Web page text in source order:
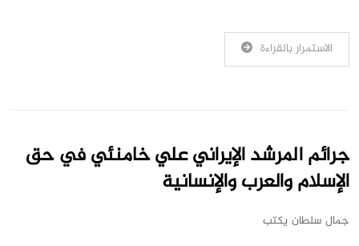
الاستمرار بالقراءة
جرائم المرشد الإيراني علي خامنئي في حق
الإسلام والعرب والإنسانية
جمال سلطان يكتب